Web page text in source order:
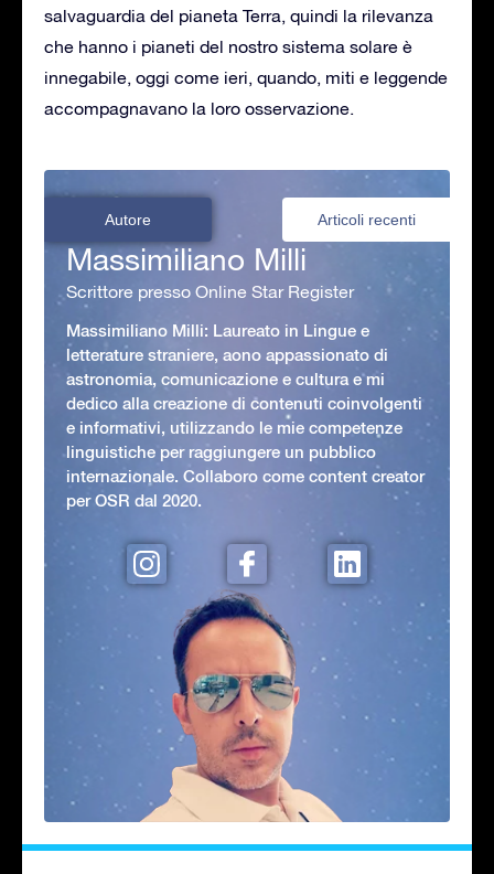
salvaguardia del pianeta Terra, quindi la rilevanza
che hanno i pianeti del nostro sistema solare è
innegabile, oggi come ieri, quando, miti e leggende
accompagnavano la loro osservazione.
Autore Articoli recenti
Massimiliano Milli
Scrittore presso Online Star Register
Massimiliano Milli: Laureato in Lingue e
letterature straniere, aono appassionato di
astronomia, comunicazione e cultura e mi
dedico alla creazione di contenuti coinvolgenti
e informativi, utilizzando le mie competenze
linguistiche per raggiungere un pubblico
internazionale. Collaboro come content creator
per OSR dal 2020.